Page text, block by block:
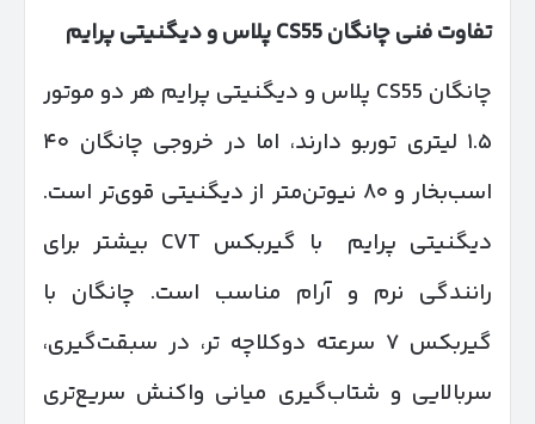
تفاوت فنی چانگان
پلاس و دیگنیتی پرایم
چانگان CS55 پلاس و دیگنیتی پرایم هر دو موتور
۱.۵ لیتری توربو دارند، اما در خروجی چانگان ۴۰
اسب‌بخار و ۸۰ نیوتن‌متر از دیگنیتی قوی‌تر است.
دیگنیتی پرایم با گیربکس CVT بیشتر برای
رانندگی نرم و آرام مناسب است. چانگان با
گیربکس ۷ سرعته دوکلاچه تر، در سبقت‌گیری،
سربالایی و شتاب‌گیری میانی واکنش سریع‌تری